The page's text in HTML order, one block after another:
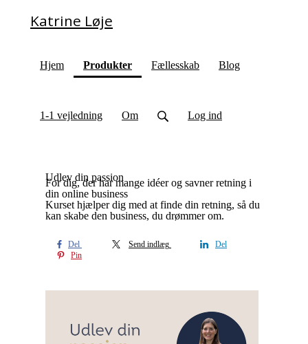
Katrine Løje
Hjem Produkter(current)Fællesskab Blog
1-1 vejledning Om Log ind
Udlev din passion
For dig, der har mange idéer og savner retning i
din online business
Kurset hjælper dig med at finde din retning, så du
kan skabe den business, du drømmer om.
Del Send indlæg
Del
Pin